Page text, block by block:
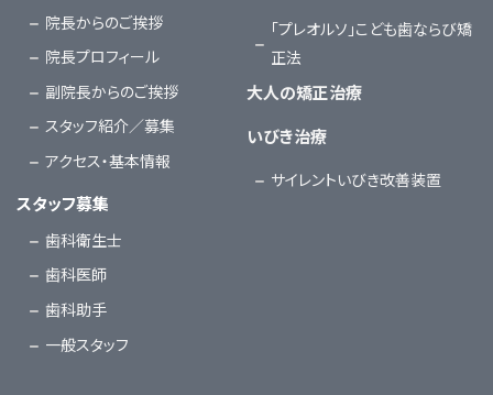
院長からのご挨拶
院長プロフィール
副院長からのご挨拶
スタッフ紹介／募集
アクセス・基本情報
スタッフ募集
歯科衛生士
歯科医師
歯科助手
一般スタッフ
「プレオルソ」こども歯ならび矯
正法
大人の矯正治療
いびき治療
サイレントいびき改善装置